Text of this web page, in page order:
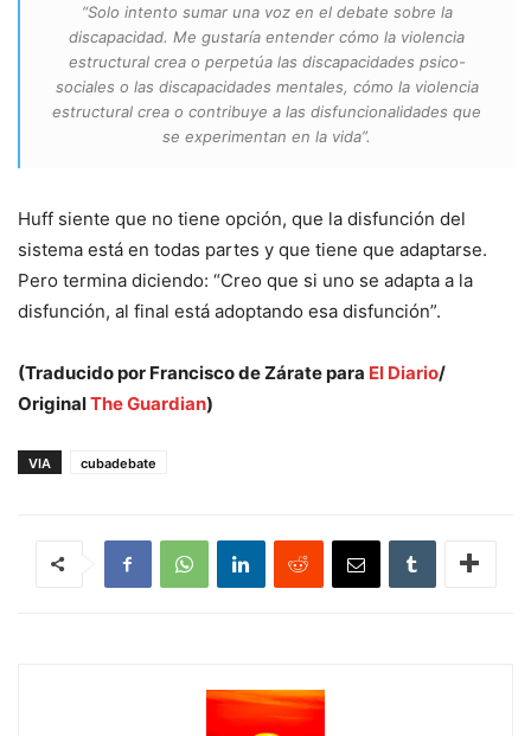
“Solo intento sumar una voz en el debate sobre la
discapacidad. Me gustaría entender cómo la violencia
estructural crea o perpetúa las discapacidades psico-
sociales o las discapacidades mentales, cómo la violencia
estructural crea o contribuye a las disfuncionalidades que
se experimentan en la vida”.
Huff siente que no tiene opción, que la disfunción del
sistema está en todas partes y que tiene que adaptarse.
Pero termina diciendo: “Creo que si uno se adapta a la
disfunción, al final está adoptando esa disfunción”.
(Traducido por Francisco de Zárate para El Diario/
OriginalThe Guardian)
VIA cubadebate